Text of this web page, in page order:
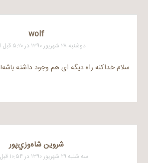
wolf
دوشنبه ۲۸ شهریور ۱۳۹۰ در ۵:۲۰ قبل از ظهر
سلام خداکنه راه دیگه ای هم وجود داشته باشه!
شروين شاه‌وزي‌پور
سه شنبه ۲۹ شهریور ۱۳۹۰ در ۱۰:۵۴ قبل از ظهر